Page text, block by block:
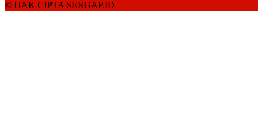
© HAK CIPTA SERGAP.ID